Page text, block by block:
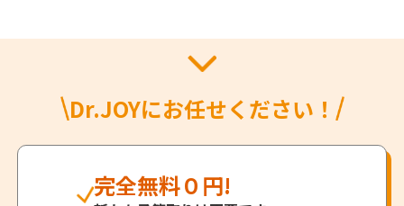
Dr.JOYにお任せください！
完全無料０円!